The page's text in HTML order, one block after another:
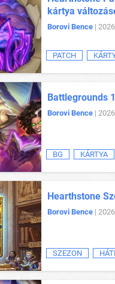
kártya
Borovi Bence |
PATCH
Battlegrounds
Borovi Bence |
BG KÁRTYA
Hearthstone
Borovi Bence |
SZEZON